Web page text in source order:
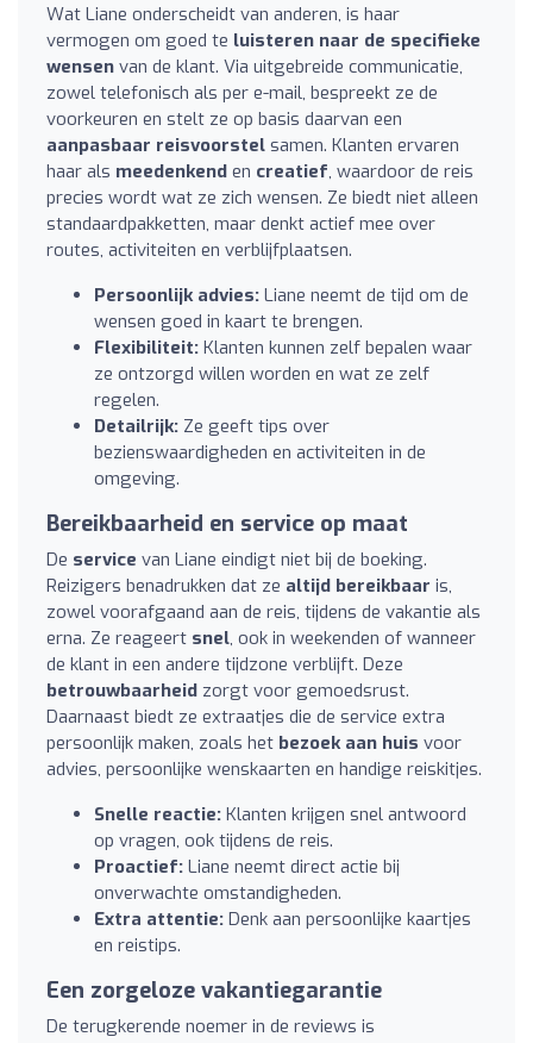
Wat Liane onderscheidt van anderen, is haar
vermogen om goed te luisteren naar de specifieke
wensen van de klant. Via uitgebreide communicatie,
zowel telefonisch als per e-mail, bespreekt ze de
voorkeuren en stelt ze op basis daarvan een
aanpasbaar reisvoorstel samen. Klanten ervaren
haar als meedenkend en creatief, waardoor de reis
precies wordt wat ze zich wensen. Ze biedt niet alleen
standaardpakketten, maar denkt actief mee over
routes, activiteiten en verblijfplaatsen.
Persoonlijk advies: Liane neemt de tijd om de
wensen goed in kaart te brengen.
Flexibiliteit: Klanten kunnen zelf bepalen waar
ze ontzorgd willen worden en wat ze zelf
regelen.
Detailrijk: Ze geeft tips over
bezienswaardigheden en activiteiten in de
omgeving.
Bereikbaarheid en service op maat
De service van Liane eindigt niet bij de boeking.
Reizigers benadrukken dat ze altijd bereikbaar is,
zowel voorafgaand aan de reis, tijdens de vakantie als
erna. Ze reageert snel, ook in weekenden of wanneer
de klant in een andere tijdzone verblijft. Deze
betrouwbaarheid zorgt voor gemoedsrust.
Daarnaast biedt ze extraatjes die de service extra
persoonlijk maken, zoals het bezoek aan huis voor
advies, persoonlijke wenskaarten en handige reiskitjes.
Snelle reactie: Klanten krijgen snel antwoord
op vragen, ook tijdens de reis.
Proactief: Liane neemt direct actie bij
onverwachte omstandigheden.
Extra attentie: Denk aan persoonlijke kaartjes
en reistips.
Een zorgeloze vakantiegarantie
De terugkerende noemer in de reviews is